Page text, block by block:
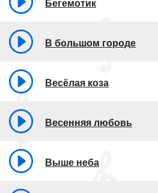
Бегемотик
В большом городе
Весёлая коза
Весенняя любовь
Выше неба